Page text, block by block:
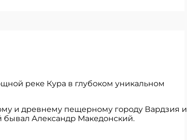
реке Кура в глубоком уникальном
и древнему пещерному городу Вардзия и
бывал Александр Македонский.